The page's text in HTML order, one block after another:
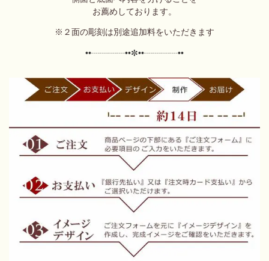
お薦めしております。
※２面の彫刻は別途追加料をいただきます
••┈┈┈┈••✼••┈┈┈┈••